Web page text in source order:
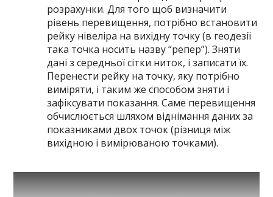
розрахунки. Для того щоб визначити
рівень перевищення, потрібно встановити
рейку нівеліра на вихідну точку (в геодезії
така точка носить назву “репер”). Зняти
дані з середньої сітки ниток, і записати їх.
Перенести рейку на точку, яку потрібно
виміряти, і таким же способом зняти і
зафіксувати показання. Саме перевищення
обчислюється шляхом віднімання даних за
показниками двох точок (різниця між
вихідною і вимірюваною точками).